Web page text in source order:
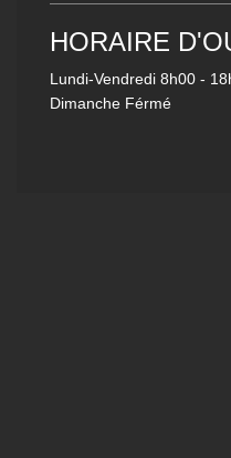
HORAIRE
Lundi-Vendredi 8h00 -
Dimanche Férmé